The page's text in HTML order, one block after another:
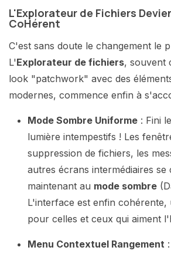
L'Explorateur de Fichiers
CoHérent
C'est sans doute le changement le
L'Explorateur de fichiers, souvent
look "patchwork" avec des
modernes, commence enfin à
Mode Sombre Uniforme : Fini
lumière intempestifs ! Les
suppression de fichiers, les
autres écrans intermédiaires
maintenant au mode sombre
L'interface est enfin cohérente,
pour celles et ceux qui aiment
Menu Contextuel Rangement